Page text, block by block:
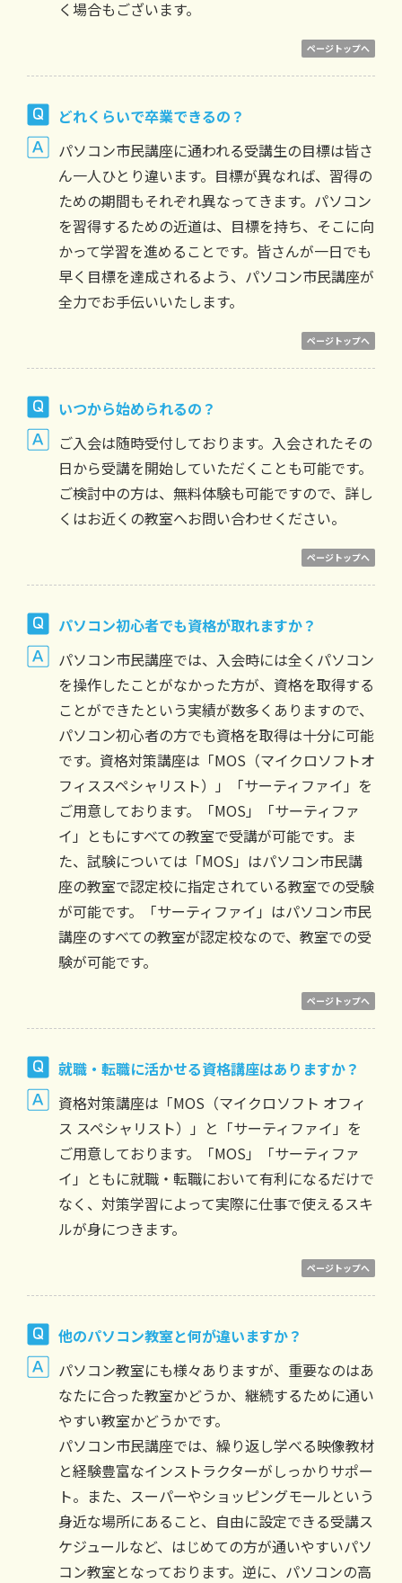
く場合もございます。
ページトップへ
どれくらいで卒業できるの？
パソコン市民講座に通われる受講生の目標は皆さ
ん一人ひとり違います。目標が異なれば、習得の
ための期間もそれぞれ異なってきます。パソコン
を習得するための近道は、目標を持ち、そこに向
かって学習を進めることです。皆さんが一日でも
早く目標を達成されるよう、パソコン市民講座が
全力でお手伝いいたします。
ページトップへ
いつから始められるの？
ご入会は随時受付しております。入会されたその
日から受講を開始していただくことも可能です。
ご検討中の方は、無料体験も可能ですので、詳し
くはお近くの教室へお問い合わせください。
ページトップへ
パソコン初心者でも資格が取れますか？
パソコン市民講座では、入会時には全くパソコン
を操作したことがなかった方が、資格を取得する
ことができたという実績が数多くありますので、
パソコン初心者の方でも資格を取得は十分に可能
です。資格対策講座は「MOS（マイクロソフトオ
フィススペシャリスト）」「サーティファイ」を
ご用意しております。「MOS」「サーティファ
イ」ともにすべての教室で受講が可能です。ま
た、試験については「MOS」はパソコン市民講
座の教室で認定校に指定されている教室での受験
が可能です。「サーティファイ」はパソコン市民
講座のすべての教室が認定校なので、教室での受
験が可能です。
ページトップへ
就職・転職に活かせる資格講座はありますか？
資格対策講座は「MOS（マイクロソフト オフィ
ス スペシャリスト）」と「サーティファイ」を
ご用意しております。「MOS」「サーティファ
イ」ともに就職・転職において有利になるだけで
なく、対策学習によって実際に仕事で使えるスキ
ルが身につきます。
ページトップへ
他のパソコン教室と何が違いますか？
パソコン教室にも様々ありますが、重要なのはあ
なたに合った教室かどうか、継続するために通い
やすい教室かどうかです。
パソコン市民講座では、繰り返し学べる映像教材
と経験豊富なインストラクターがしっかりサポー
ト。また、スーパーやショッピングモールという
身近な場所にあること、自由に設定できる受講ス
ケジュールなど、はじめての方が通いやすいパソ
コン教室となっております。逆に、パソコンの高